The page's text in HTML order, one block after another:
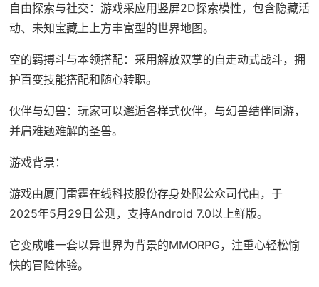
自由探索与社交：游戏采应用竖屏2D探索模性，包含隐藏活
动、未知宝藏上上方丰富型的世界地图。
空的羁搏斗与本领搭配：采用解放双掌的自走动式战斗，拥
护百变技能搭配和随心转职。
伙伴与幻兽：玩家可以邂逅各样式伙伴，与幻兽结伴同游，
并肩难题难解的圣兽。
游戏背景：
游戏由厦门雷霆在线科技股份存身处限公众司代由，于
2025年5月29日公测，支持Android 7.0以上鲜版。
它变成唯一套以异世界为背景的MMORPG，注重心轻松愉
快的冒险体验。